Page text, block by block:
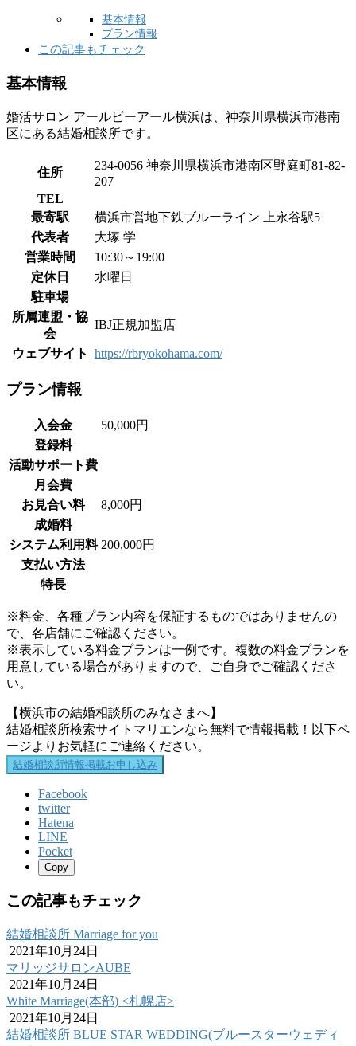
基本情報
プラン情報
この記事もチェック
基本情報
婚活サロン アールビーアール横浜は、神奈川県横浜市港南
区にある結婚相談所です。
住所
234-0056 神奈川県横浜市港南区野庭町81-82-
207
TEL
最寄駅
横浜市営地下鉄ブルーライン 上永谷駅5
代表者
大塚 学
営業時間
10:30～19:00
定休日
水曜日
駐車場
所属連盟・協
会
IBJ正規加盟店
ウェブサイト https://rbryokohama.com/
プラン情報
入会金
50,000円
登録料
活動サポート費
月会費
お見合い料
8,000円
成婚料
システム利用料 200,000円
支払い方法
特長
※料金、各種プラン内容を保証するものではありませんの
で、各店舗にご確認ください。
※表示している料金プランは一例です。複数の料金プランを
用意している場合がありますので、ご自身でご確認くださ
い。
【横浜市の結婚相談所のみなさまへ】
結婚相談所検索サイトマリエンなら無料で情報掲載！以下ペ
ージよりお気軽にご連絡ください。
結婚相談所情報掲載お申し込み
Facebook
twitter
Hatena
LINE
Pocket
Copy
この記事もチェック
結婚相談所 Marriage for you
2021年10月24日
マリッジサロンAUBE
2021年10月24日
White Marriage(本部) <札幌店>
2021年10月24日
結婚相談所 BLUE STAR WEDDING(ブルースターウェディ